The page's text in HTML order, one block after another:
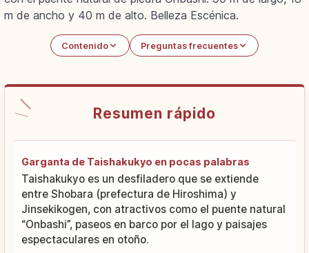
m de ancho y 40 m de alto. Belleza Escénica.
Contenido Preguntas frecuentes
Resumen rápido
Garganta de Taishakukyo en pocas palabras
Taishakukyo es un desfiladero que se extiende
entre Shobara (prefectura de Hiroshima) y
Jinsekikogen, con atractivos como el puente natural
“Onbashi”, paseos en barco por el lago y paisajes
espectaculares en otoño.